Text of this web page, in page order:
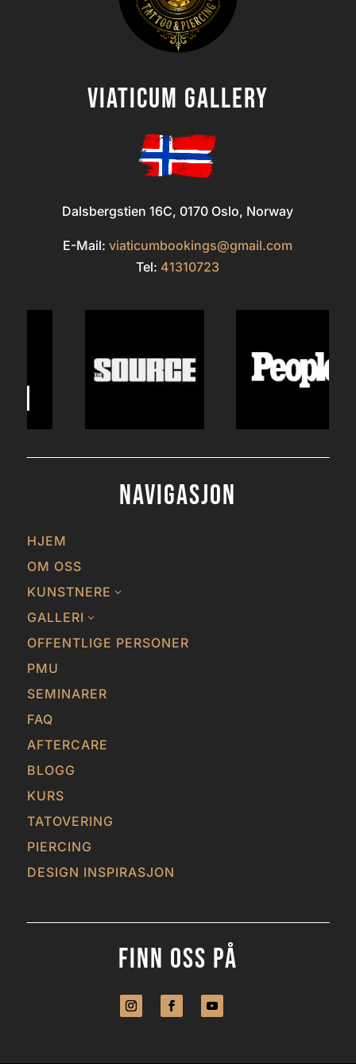
Viaticum gallery
Dalsbergstien 16C, 0170 Oslo, Norway
E-Mail:viaticumbookings@gmail.com
Tel: 41310723
Navigasjon
HJEM
OM OSS
KUNSTNERE 3
GALLERI 3
OFFENTLIGE PERSONER
PMU
SEMINARER
FAQ
AFTERCARE
BLOGG
KURS
TATOVERING
PIERCING
DESIGN INSPIRASJON
Finn Oss På